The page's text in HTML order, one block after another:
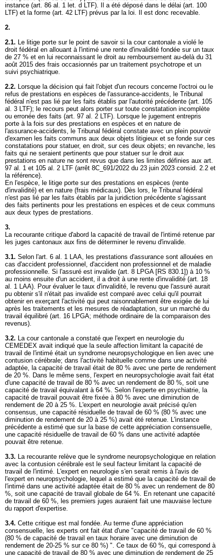
instance (art. 86 al. 1 let. d LTF). Il a été déposé dans le délai (art. 100
LTF) et la forme (art. 42 LTF) prévus par la loi. Il est donc recevable.
2.
2.1. Le litige porte sur le point de savoir si la cour cantonale a violé le
droit fédéral en allouant à l'intimé une rente d'invalidité fondée sur un taux
de 27 % et en lui reconnaissant le droit au remboursement au-delà du 31
août 2015 des frais occasionnés par un traitement psychotrope et un
suivi psychiatrique.
2.2. Lorsque la décision qui fait l'objet d'un recours concerne l'octroi ou le
refus de prestations en espèces de l'assurance-accidents, le Tribunal
fédéral n'est pas lié par les faits établis par l'autorité précédente (art. 105
al. 3 LTF); le recours peut alors porter sur toute constatation incomplète
ou erronée des faits (art. 97 al. 2 LTF). Lorsque le jugement entrepris
porte à la fois sur des prestations en espèces et en nature de
l'assurance-accidents, le Tribunal fédéral constate avec un plein pouvoir
d'examen les faits communs aux deux objets litigieux et se fonde sur ces
constatations pour statuer, en droit, sur ces deux objets; en revanche, les
faits qui ne seraient pertinents que pour statuer sur le droit aux
prestations en nature ne sont revus que dans les limites définies aux art.
97 al. 1 et 105 al. 2 LTF (arrêt 8C_691/2022 du 23 juin 2023 consid. 2.2 et
la référence).
En l'espèce, le litige porte sur des prestations en espèces (rente
d'invalidité) et en nature (frais médicaux). Dès lors, le Tribunal fédéral
n'est pas lié par les faits établis par la juridiction précédente s'agissant
des faits pertinents pour les prestations en espèces et de ceux communs
aux deux types de prestations.
3.
La recourante critique d'abord la capacité de travail de l'intimé retenue par
les juges cantonaux aux fins de déterminer le revenu d'invalide.
3.1. Selon l'art. 6 al. 1 LAA, les prestations d'assurance sont allouées en
cas d'accident professionnel, d'accident non professionnel et de maladie
professionnelle. Si l'assuré est invalide (art. 8 LPGA[RS 830.1]) à 10 %
au moins ensuite d'un accident, il a droit à une rente d'invalidité (art. 18
al. 1 LAA). Pour évaluer le taux d'invalidité, le revenu que l'assuré aurait
pu obtenir s'il n'était pas invalide est comparé avec celui qu'il pourrait
obtenir en exerçant l'activité qui peut raisonnablement être exigée de lui
après les traitements et les mesures de réadaptation, sur un marché du
travail équilibré (art. 16 LPGA; méthode ordinaire de la comparaison des
revenus).
3.2. La cour cantonale a constaté que l'expert en neurologie du
CEMEDEX avait indiqué que la seule affection limitant la capacité de
travail de l'intimé était un syndrome neuropsychologique en lien avec une
contusion cérébrale; dans l'activité habituelle comme dans une activité
adaptée, la capacité de travail était de 80 % avec une perte de rendement
de 20 %. Dans le même sens, l'expert en neuropsychologie avait fait état
d'une capacité de travail de 80 % avec un rendement de 80 %, soit une
capacité de travail équivalant à 64 %. Selon l'experte en psychiatrie, la
capacité de travail pouvait être fixée à 80 % avec une diminution de
rendement de 20 à 25 %. L'expert en neurologie avait précisé qu'en
consensus, une capacité résiduelle de travail de 60 % (80 % avec une
diminution de rendement de 20 à 25 %) avait été retenue. L'instance
précédente a estimé que sur la base de cette appréciation consensuelle,
une capacité résiduelle de travail de 60 % dans une activité adaptée
pouvait être retenue.
3.3. La recourante relève que le syndrome neuropsychologique en relation
avec la contusion cérébrale est le seul facteur limitant la capacité de
travail de l'intimé. L'expert en neurologie s'en serait remis à l'avis de
l'expert en neuropsychologie, lequel a estimé que la capacité de travail de
l'intimé dans une activité adaptée était de 80 % avec un rendement de 80
%, soit une capacité de travail globale de 64 %. En retenant une capacité
de travail de 60 %, les premiers juges auraient fait une mauvaise lecture
du rapport d'expertise.
3.4. Cette critique est mal fondée. Au terme d'une appréciation
consensuelle, les experts ont fait état d'une "capacité de travail de 60 %
(80 % de capacité de travail en taux horaire avec une diminution de
rendement de 20-25 % sur ce 80 %) ". Ce taux de 60 %, qui correspond à
une capacité de travail de 80 % avec une diminution de rendement de 25